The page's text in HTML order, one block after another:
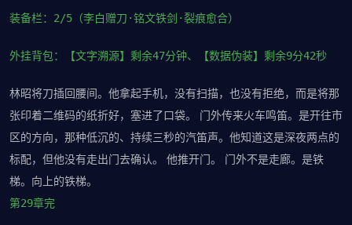
装备栏：2/5（李白赠刀·铭文铁剑·裂痕愈合）
外挂背包：【文字溯源】剩余47分钟、【数据伪装】剩余9分42秒
林昭将刀插回腰间。他拿起手机，没有扫描，也没有拒绝，而是将那
张印着二维码的纸折好，塞进了口袋。 门外传来火车鸣笛。是开往市
区的方向，那种低沉的、持续三秒的汽笛声。他知道这是深夜两点的
标配，但他没有走出门去确认。 他推开门。 门外不是走廊。是铁
梯。向上的铁梯。
第29章完